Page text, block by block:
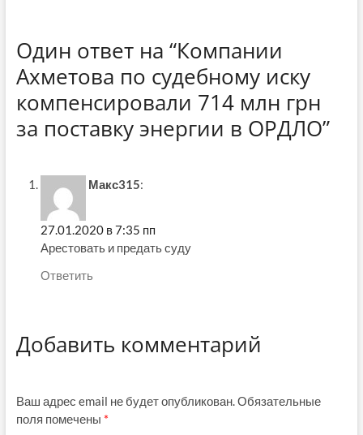
Один ответ на “Компании
Ахметова по судебному иску
компенсировали 714 млн грн
за поставку энергии в ОРДЛО”
Макс315:
27.01.2020 в 7:35 пп
Арестовать и предать суду
Ответить
Добавить комментарий
Ваш адрес email не будет опубликован. Обязательные
поля помечены *